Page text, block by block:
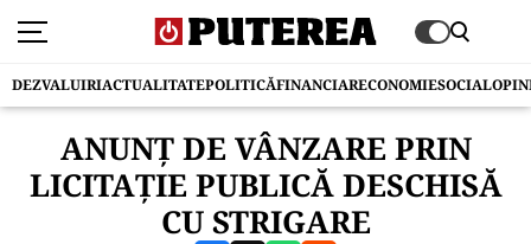
DEZVALUIRIACTUALITATEPOLITICĂFINANCIARECONOMIESOCIAL
ANUNŢ DE VÂNZARE PRIN
LICITAŢIE PUBLICĂ DESCHISĂ
CU STRIGARE